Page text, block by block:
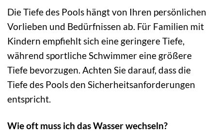
Die Tiefe des Pools hängt von Ihren persönlichen
Vorlieben und Bedürfnissen ab. Für Familien mit
Kindern empfiehlt sich eine geringere Tiefe,
während sportliche Schwimmer eine größere
Tiefe bevorzugen. Achten Sie darauf, dass die
Tiefe des Pools den Sicherheitsanforderungen
entspricht.
Wie oft muss ich das Wasser wechseln?